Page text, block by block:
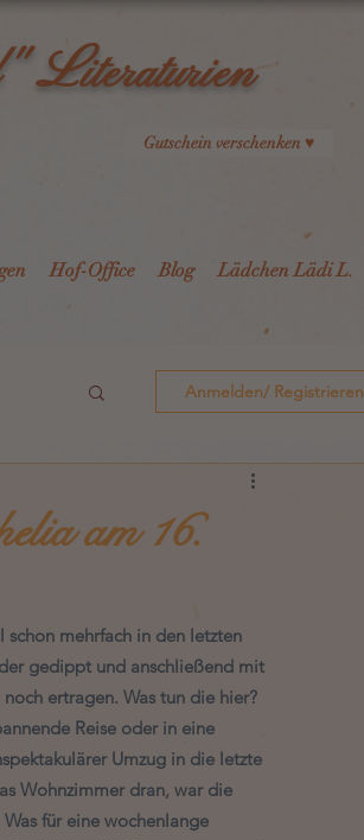
Literaturien
Gutschein verschenken ♥
Hof-Office Blog Lädchen Lädi L.
Anmelden/ Registrieren
am 16.
mehrfach in den letzten
gedippt und anschließend mit
ertragen. Was tun die hier?
Reise oder in eine
Umzug in die letzte
Wohnzimmer dran, war die
für eine wochenlange